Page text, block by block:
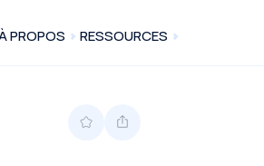
PROPOS RESSOURCES